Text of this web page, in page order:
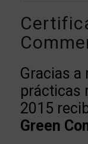
Gracias a
prácticas
2015
Green